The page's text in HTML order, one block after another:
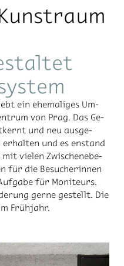
ein ehe­ma­li­ges Um­
von Prag. Das Ge­
und neu aus­ge­
er­hal­ten und es en­stand
mit vie­len Zwi­schen­ebe­
für die Be­su­cherinnen
für Mo­ni­teurs.
ger­ne ge­stellt. Die
Früh­jahr.